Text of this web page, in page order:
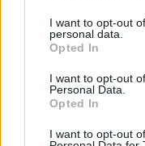
not limited to your visit
grant or deny consent
use your data for
consent section.
I want to opt-out
personal data.
Opted In
I want to opt-out
Personal Data.
Opted In
I want to opt-out